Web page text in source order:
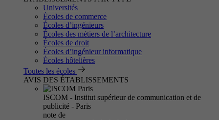
Universités
Écoles de commerce
Écoles d’ingénieurs
Écoles des métiers de l’architecture
Écoles de droit
Écoles d’ingénieur informatique
Écoles hôtelières
Toutes les écoles
AVIS DES ÉTABLISSEMENTS
ISCOM - Institut supérieur de communication et de
publicité - Paris
note de